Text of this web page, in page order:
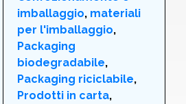
imballaggio, materiali
per l'imballaggio,
Packaging
biodegradabile,
Packaging riciclabile,
Prodotti in carta,